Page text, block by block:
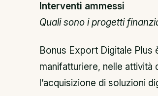
Interventi ammessi
Quali sono i progetti
Bonus Export Digitale Plus
manifatturiere, nelle attività
l’acquisizione di soluzioni